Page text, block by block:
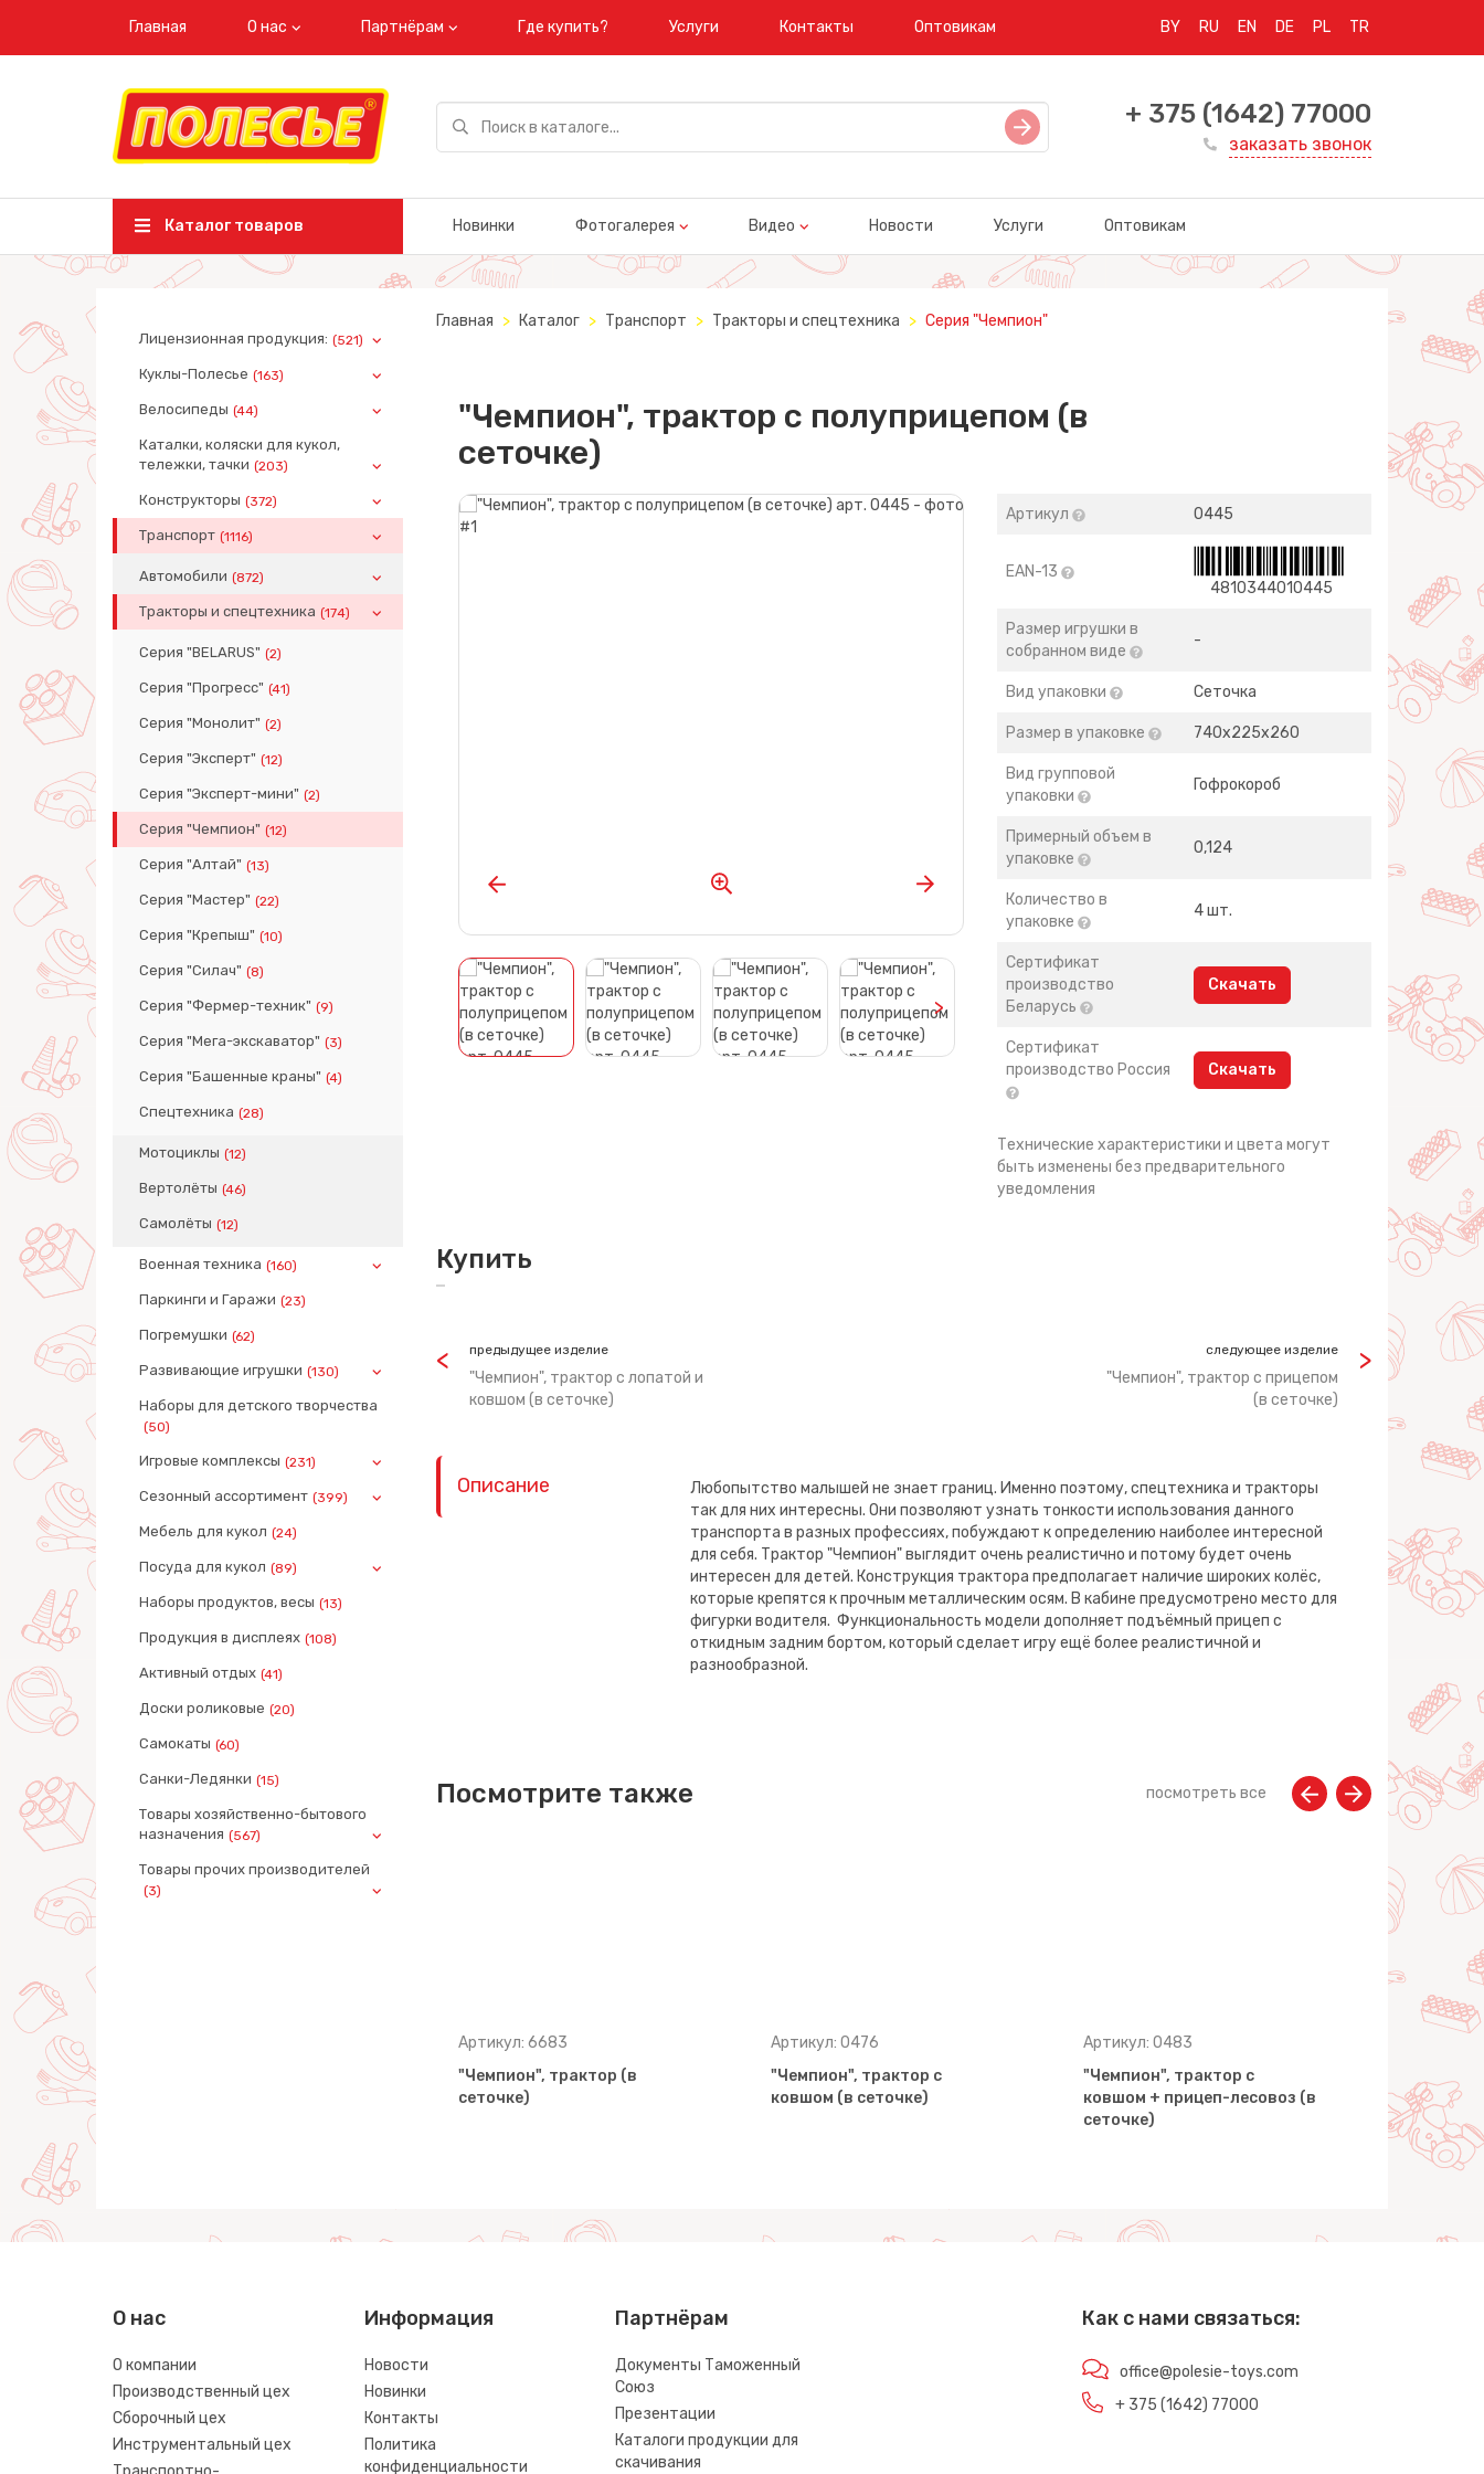
Главная О нас Партнёрам Где купить? Услуги Контакты Оптовикам BY RU EN DE PL TR
+ 375 (1642) 77000
заказать звонок
Каталог товаров Новинки Фотогалерея Видео Новости Услуги Оптовикам
Лицензионная продукция: (521)
Куклы-Полесье (163)
Велосипеды (44)
Каталки, коляски для кукол,
тележки, тачки (203)
Конструкторы (372)
Транспорт (1116)
Автомобили (872)
Тракторы и спецтехника (174)
Серия "BELARUS" (2)
Серия "Прогресс" (41)
Серия "Монолит" (2)
Серия "Эксперт" (12)
Серия "Эксперт-мини" (2)
Серия "Чемпион" (12)
Серия "Алтай" (13)
Серия "Мастер" (22)
Серия "Крепыш" (10)
Серия "Силач" (8)
Серия "Фермер-техник" (9)
Серия "Мега-экскаватор" (3)
Серия "Башенные краны" (4)
Спецтехника (28)
Мотоциклы (12)
Вертолёты (46)
Самолёты (12)
Военная техника (160)
Паркинги и Гаражи (23)
Погремушки (62)
Развивающие игрушки (130)
Наборы для детского творчества
(50)
Игровые комплексы (231)
Сезонный ассортимент (399)
Мебель для кукол (24)
Посуда для кукол (89)
Наборы продуктов, весы (13)
Продукция в дисплеях (108)
Активный отдых (41)
Доски роликовые (20)
Самокаты (60)
Санки-Ледянки (15)
Товары хозяйственно-бытового
назначения (567)
Товары прочих производителей
(3)
Главная Каталог Транспорт Тракторы и спецтехника Серия "Чемпион"
"Чемпион", трактор с полуприцепом (в
сеточке)
>
Артикул 0445
EAN-13
4810344010445
Размер игрушки в
собранном виде
-
Вид упаковки Сеточка
Размер в упаковке 740х225х260
Вид групповой
упаковки
Гофрокороб
Примерный объем в
упаковке
0,124
Количество в
упаковке
4 шт.
Сертификат
производство
Беларусь
Скачать
Сертификат
производство Россия
Скачать
Технические характеристики и цвета могут
быть изменены без предварительного
уведомления
Купить
предыдущее изделие
"Чемпион", трактор с лопатой и
ковшом (в сеточке)
следующее изделие
"Чемпион", трактор с прицепом
(в сеточке)
Описание
Любопытство малышей не знает границ. Именно поэтому, спецтехника и тракторы
так для них интересны. Они позволяют узнать тонкости использования данного
транспорта в разных профессиях, побуждают к определению наиболее интересной
для себя. Трактор "Чемпион" выглядит очень реалистично и потому будет очень
интересен для детей. Конструкция трактора предполагает наличие широких колёс,
которые крепятся к прочным металлическим осям. В кабине предусмотрено место для
фигурки водителя. Функциональность модели дополняет подъёмный прицеп с
откидным задним бортом, который сделает игру ещё более реалистичной и
разнообразной.
Посмотрите также посмотреть все
Артикул: 6683
"Чемпион", трактор (в
сеточке)
Артикул: 0476
"Чемпион", трактор с
ковшом (в сеточке)
Артикул: 0483
"Чемпион", трактор с
ковшом + прицеп-лесовоз (в
сеточке)
ковшом и
сеточке)
О нас
О компании
Производственный цех
Сборочный цех
Инструментальный цех
Информация
Новости
Новинки
Контакты
Политика
конфиденциальности
Партнёрам
Документы Таможенный
Союз
Презентации
Каталоги продукции для
скачивания
Как с нами связаться:
office@polesie-toys.com
+ 375 (1642) 77000